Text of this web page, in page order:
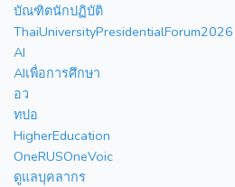
บัณฑิตนักปฏิบัติ
ThaiUniversityPresidentialForum2026
AI
AIเพื่อการศึกษา
อว
ทปอ
HigherEducation
OneRUSOneVoic
ดูแลบุคลากร